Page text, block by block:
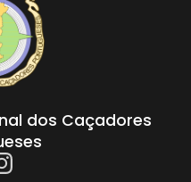
dos Caçadores